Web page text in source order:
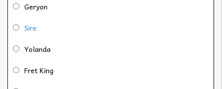
Geryon
Sire
Yolanda
Fret King